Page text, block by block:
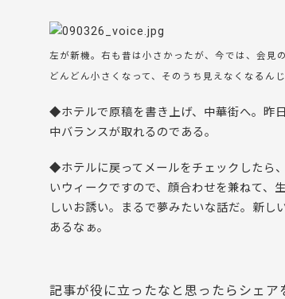
左が新機。右も昔は小さかったが、今では、会見
どんどん小さくなって、そのうち見えなくなるん
◆ホテルで原稿を書き上げ、中華街へ。昨
中バランスが取れるのである。
◆ホテルに戻ってメールをチェックしたら
いウィークですので、顔合わせを兼ねて、
しいお誘い。まるで夢みたいな話だ。新し
あるなぁ。
記事が役に立ったなと思ったらシェア